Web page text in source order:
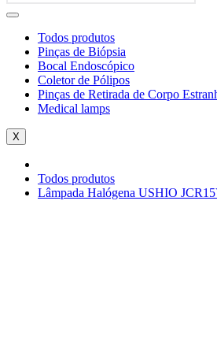
Todos produtos
Pinças de Biópsia
Bocal Endoscópico
Coletor de Pólipos
Pinças de Retirada de Corpo
Medical lamps
X
Todos produtos
Lâmpada Halógena USHIO